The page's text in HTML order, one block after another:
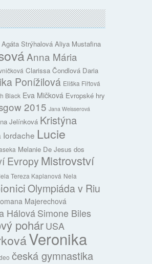
Agáta Strýhalová Aliya Mustafina
Anna Mária
Clarissa Čondlová Daria
Ponížilová Eliška Fiřtová
Black Eva Mičková Evropské hry
2015 Jana Weisserová
Jelínková Kristýna
Iordache Lucie
Melanie De Jesus dos
Evropy Mistrovství
Tereza Kaplanová Nela
Olympiáda v Riu
Majerechová
HálováSimone Biles
pohárUSA
Veronika
česká gymnastika